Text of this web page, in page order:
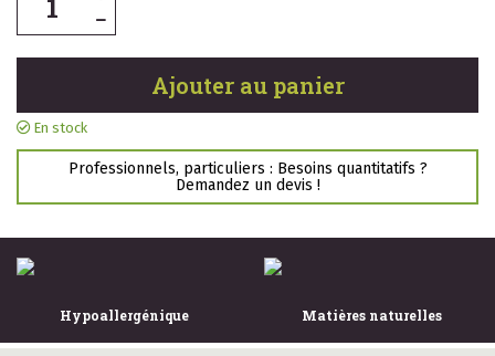
Ajouter au panier
En stock
Professionnels, particuliers : Besoins quantitatifs ?
Demandez un devis !
Hypoallergénique Matières naturelles